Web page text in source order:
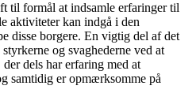
til formål at indsamle erfaringer til
aktiviteter kan indgå i den
disse borgere. En vigtig del af det
og svaghederne ved at
dels har erfaring med at
samtidig er opmærksomme på